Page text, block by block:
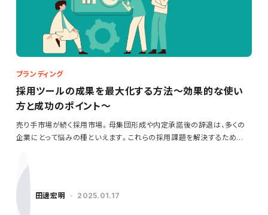
ブランディング
採用ツールの成果を最大化する方法～効果的な使い
方と成功のポイント～
売り手市場が続く採用市場。母集団形成や内定承諾後の辞退は、多くの
企業にとって悩みの種といえます。これらの採用課題を解決するため
田邊宏明 2025.01.17